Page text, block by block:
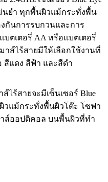
นยำ ทุกพื้นผิวแม้กระทั่งพื้น
กันการรบกวนและการ
ตเตอรี่ AA หรือแบตเตอรี่
าส์ไร้สายมีให้เลือกใช้งานที่
แดง สีฟ้า และสีดำ
ไร้สายจะมีเซ็นเซอร์ Blue
วแม้กระทั่งพื้นผิวโต๊ะ โซฟา
ส์ออปติคอล บนพื้นผิวที่ทำ